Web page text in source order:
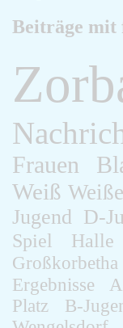
Beiträge mit
Frauen
Weiß
Jugend D-
Spiel
Halle
Großkorbetha
Ergebnisse
Platz
B-